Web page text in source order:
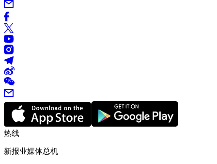
热线
新报业媒体总机